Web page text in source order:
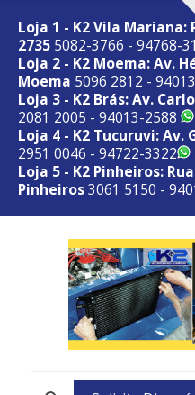
Loja 1 - K2 Vila
2735 5082-3766 - 94768-
Loja 2 - K2 Moema: Av.
Moema 5096 2812 -
Loja 3 - K2 Brás: Av.
2081 2005 - 94013-2588
Loja 4 - K2 Tucuruvi: Av.
2951 0046 - 94722-3322
Loja 5 - K2 Pinheiros:
Pinheiros3061 5150 -